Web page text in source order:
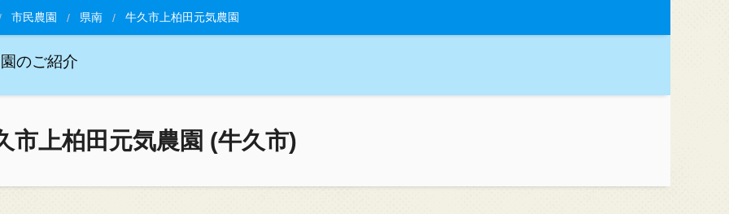
市民農園 県南 牛久市上柏田元気農園
のご紹介
市上柏田元気農園 (牛久市)